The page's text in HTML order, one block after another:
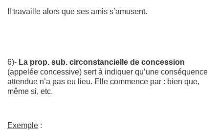
Il travaille alors que ses amis s’amusent.
6)- La prop. sub. circonstancielle de concession
(appelée concessive) sert à indiquer qu’une conséquence
attendue n’a pas eu lieu. Elle commence par : bien que,
même si, etc.
Exemple :